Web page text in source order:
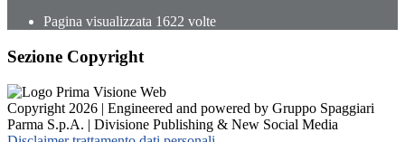
Pagina visualizzata 1622 volte
Sezione Copyright
Copyright 2026 | Engineered and powered by Gruppo Spaggiari
Parma S.p.A. | Divisione Publishing & New Social Media